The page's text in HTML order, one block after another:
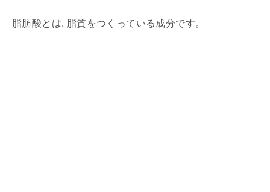
脂肪酸とは. 脂質をつくっている成分です。